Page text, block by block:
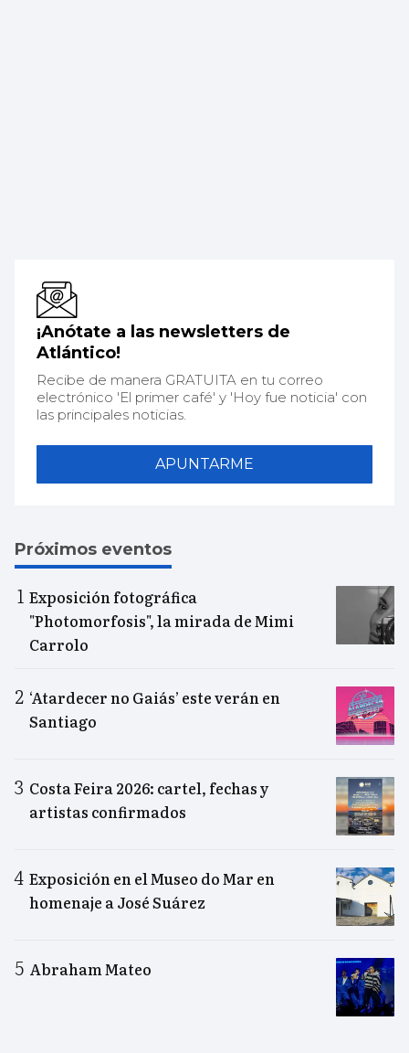
¡Anótate a las newsletters de
Atlántico!
Recibe de manera GRATUITA en tu correo
electrónico 'El primer café' y 'Hoy fue noticia' con
las principales noticias.
APUNTARME
Próximos eventos
Exposición fotográfica
"Photomorfosis", la mirada de Mimi
Carrolo
‘Atardecer no Gaiás’ este verán en
Santiago
Costa Feira 2026: cartel, fechas y
artistas confirmados
Exposición en el Museo do Mar en
homenaje a José Suárez
Abraham Mateo